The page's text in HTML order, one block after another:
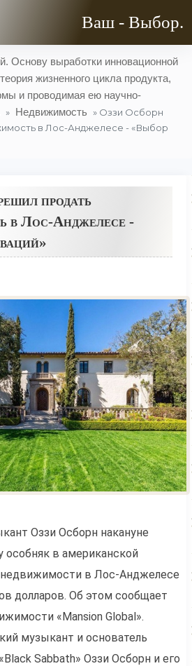
Ваш - Выбор.
Основу выработки инновационной
жизненного цикла продукта,
и проводимая ею научно-
» Недвижимость » Оззи Осборн
в Лос-Анджелесе - «Выбор
продать
в Лос-Анджелесе -
Оззи Осборн накануне
особняк в американской
в Лос-Анджелесе
долларов. Об этом сообщает
«Mansion Global».
музыкант и основатель
Sabbath» Оззи Осборн и его